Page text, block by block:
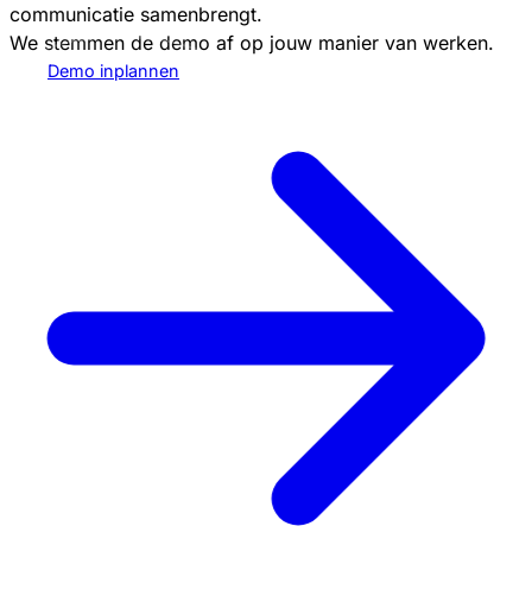
communicatie samenbrengt.
We stemmen de demo af op jouw manier van werken.
Demo inplannen